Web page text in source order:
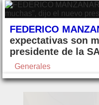
FEDERICO
expectativas son
presidente de la
Generales